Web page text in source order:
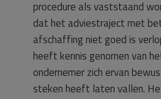
procedure als vaststaand
dat het adviestraject met
afschaffing niet goed is
heeft kennis genomen van
ondernemer zich ervan
steken heeft laten vallen.